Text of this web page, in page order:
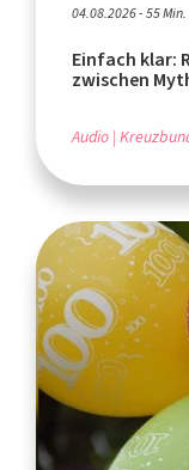
04.08.2026 - 55 Min.
Einfach klar:
zwischen
Audio